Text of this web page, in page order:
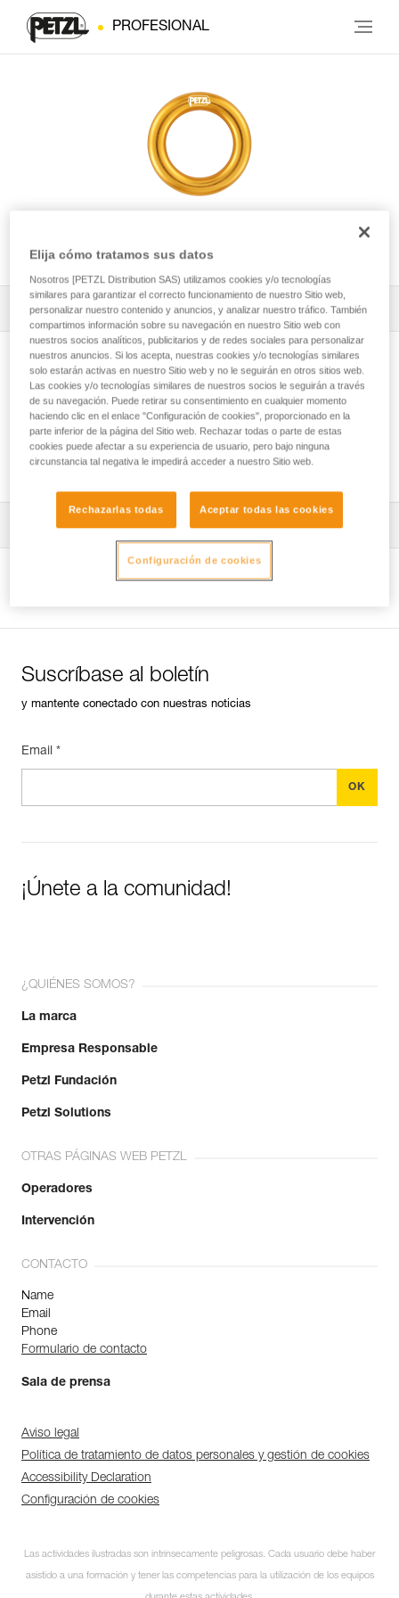
PROFESIONAL
RING
Todos los contenidos técnicos 1 Filtrar
Instalación de cuerdas
Descargar ficha técnica (PDF)
Technical Notice
Suscríbase al boletín
y mantente conectado con nuestras noticias
Email *
¡Únete a la comunidad!
¿QUIÉNES SOMOS?
La marca
Empresa Responsable
Petzl Fundación
Petzl Solutions
OTRAS PÁGINAS WEB PETZL
Operadores
Intervención
CONTACTO
Name
Email
Phone
Formulario de contacto
Sala de prensa
Aviso legal
Política de tratamiento de datos personales y gestión de cookies
Accessibility Declaration
Configuración de cookies
Las actividades ilustradas son intrínsecamente peligrosas. Cada usuario debe haber
asistido a una formación y tener las competencias para la utilización de los equipos
Elija cómo tratamos sus datos
Nosotros [PETZL Distribution SAS) utilizamos cookies y/o tecnologías
similares para garantizar el correcto funcionamiento de nuestro Sitio web,
personalizar nuestro contenido y anuncios, y analizar nuestro tráfico. También
compartimos información sobre su navegación en nuestro Sitio web con
nuestros socios analíticos, publicitarios y de redes sociales para personalizar
nuestros anuncios. Si los acepta, nuestras cookies y/o tecnologías similares
solo estarán activas en nuestro Sitio web y no le seguirán en otros sitios web.
Las cookies y/o tecnologías similares de nuestros socios le seguirán a través
de su navegación. Puede retirar su consentimiento en cualquier momento
haciendo clic en el enlace "Configuración de cookies", proporcionado en la
parte inferior de la página del Sitio web. Rechazar todas o parte de estas
cookies puede afectar a su experiencia de usuario, pero bajo ninguna
circunstancia tal negativa le impedirá acceder a nuestro Sitio web.
Rechazarlas todas Aceptar todas las cookies
Configuración de cookies